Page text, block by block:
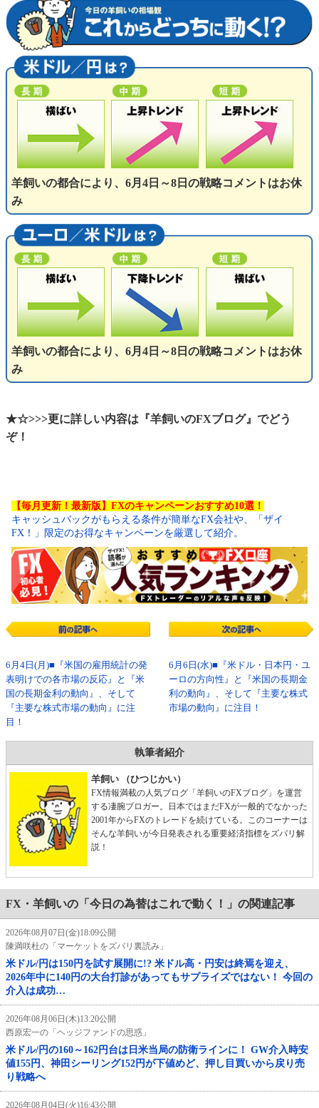
羊飼いの都合により、6月4日～8日の戦略コメントはお休
み
羊飼いの都合により、6月4日～8日の戦略コメントはお休
み
★☆>>>更に詳しい内容は『羊飼いのFXブログ』でどう
ぞ！
【毎月更新！最新版】FXのキャンペーンおすすめ10選！
キャッシュバックがもらえる条件が簡単なFX会社や、「ザイ
FX！」限定のお得なキャンペーンを厳選して紹介。
6月4日(月)■『米国の雇用統計の発
表明けでの各市場の反応』と『米
国の長期金利の動向』、そして
『主要な株式市場の動向』に注
目！
6月6日(水)■『米ドル・日本円・ユ
ーロの方向性』と『米国の長期金
利の動向』、そして『主要な株式
市場の動向』に注目！
執筆者紹介
羊飼い （ひつじかい）
FX情報満載の人気ブログ「羊飼いのFXブログ」を運営
する凄腕ブロガー。日本ではまだFXが一般的でなかった
2001年からFXのトレードを続けている。このコーナーは
そんな羊飼いが今日発表される重要経済指標をズバリ解
説！
FX・羊飼いの「今日の為替はこれで動く！」の関連記事
2026年08月07日(金)18:09公開
陳満咲杜の「マーケットをズバリ裏読み」
米ドル/円は150円を試す展開に!? 米ドル高・円安は終焉を迎え、
2026年中に140円の大台打診があってもサプライズではない！ 今回の
介入は成功…
2026年08月06日(木)13:20公開
西原宏一の「ヘッジファンドの思惑」
米ドル/円の160～162円台は日米当局の防衛ラインに！ GW介入時安
値155円、神田シーリング152円が下値めど、押し目買いから戻り売
り戦略へ
2026年08月04日(火)16:43公開